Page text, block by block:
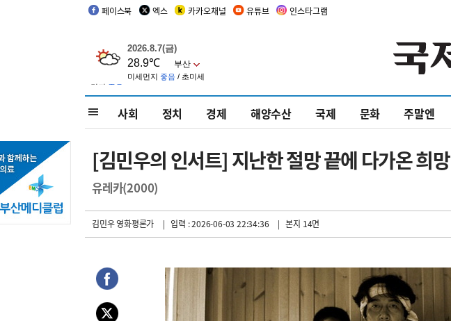
페이스북 엑스 카카오채널 유튜브 인스타그램
사회 정치 경제 해양수산 국제 문화 주말엔
[김민우의 인서트] 지난한 절망 끝에 다가온 희망
유레카(2000)
김민우 영화평론가 | 입력 : 2026-06-03 22:34:36 | 본지 14면